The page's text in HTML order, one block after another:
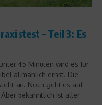
– Teil 3: Es
45 Minuten wird es für
allmählich ernst. Die
an. Noch geht es auf
bekanntlich ist aller